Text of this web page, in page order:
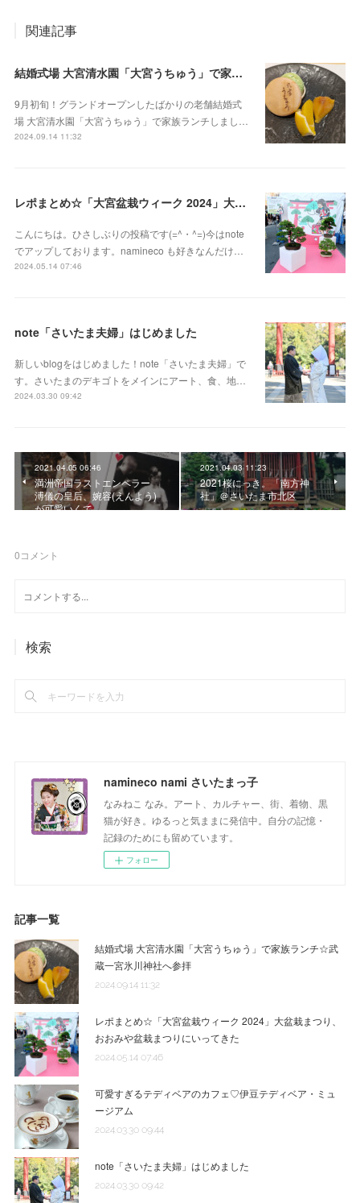
関連記事
結婚式場 大宮清水園「大宮うちゅう」で家族ランチ☆武蔵一宮氷川神社へ参拝
9月初旬！グランドオープンしたばかりの老舗結婚式
場 大宮清水園「大宮うちゅう」で家族ランチしまし…
2024.09.14 11:32
レポまとめ☆「大宮盆栽ウィーク 2024」大盆栽まつり、おおみや盆栽まつりにいってきた
こんにちは。ひさしぶりの投稿です(=^・^=)今はnote
でアップしております。namineco も好きなんだけ…
2024.05.14 07:46
note「さいたま夫婦」はじめました
新しいblogをはじめました！note「さいたま夫婦」で
す。さいたまのデキゴトをメインにアート、食、地…
2024.03.30 09:42
2021.04.05 06:46
満洲帝国ラストエンペラー
溥儀の皇后、婉容(えんよう)
が可愛いくて
2021.04.03 11:23
2021桜にっき。「南方神
社」＠さいたま市北区
0コメント
検索
namineco nami さいたまっ子
なみねこ なみ。アート、カルチャー、街、着物、黒
猫が好き。ゆるっと気ままに発信中。自分の記憶・
記録のためにも留めています。
フォロー
記事一覧
結婚式場 大宮清水園「大宮うちゅう」で家族ランチ☆武
蔵一宮氷川神社へ参拝
2024.09.14 11:32
レポまとめ☆「大宮盆栽ウィーク 2024」大盆栽まつり、
おおみや盆栽まつりにいってきた
2024.05.14 07:46
可愛すぎるテディベアのカフェ♡伊豆テディベア・ミュ
ージアム
2024.03.30 09:44
note「さいたま夫婦」はじめました
2024.03.30 09:42